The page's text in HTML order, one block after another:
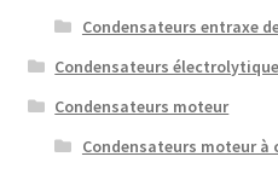
Condensateurs entraxe
Condensateurs
Condensateurs moteur
Condensateurs moteur à